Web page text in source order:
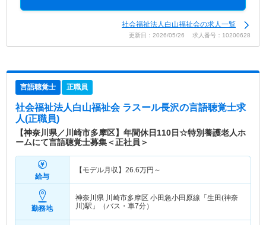
社会福祉法人白山福祉会の求人一覧
更新日：2026/05/26 求人番号：10200628
言語聴覚士 正職員
社会福祉法人白山福祉会 ラスール長沢の言語聴覚士求
人(正職員)
【神奈川県／川崎市多摩区】年間休日110日☆特別養護老人ホ
ームにて言語聴覚士募集＜正社員＞
給与
【モデル月収】 26.6万円～
勤務地
神奈川県 川崎市多摩区 小田急小田原線「生田(神奈
川)駅」（バス・車7分）